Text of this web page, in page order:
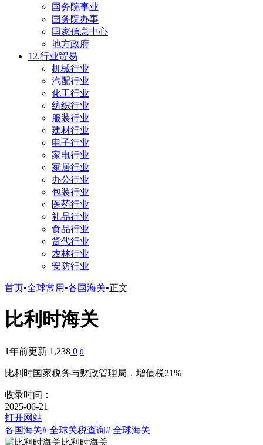
国务院事业
国务院办事
国家信息中心
地方政府
12.行业贸易
机械行业
汽配行业
化工行业
纺织行业
服装行业
建材行业
电子行业
家电行业
家居行业
办公行业
包装行业
医药行业
礼品行业
食品行业
货代行业
农林行业
安防行业
首页•全球常用 •各国海关•正文
比利时海关
1年前更新 1,238 0 0
比利时国家税务与财政管理局，增值税21%
收录时间：
2025-06-21
打开网站
各国海关# 全球关税查询# 全球海关
比利时海关